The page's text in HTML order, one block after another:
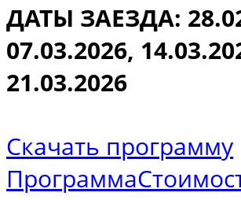
ДАТЫ ЗАЕЗДА:
07.03.2026,
21.03.2026
Скачать программу
Программа